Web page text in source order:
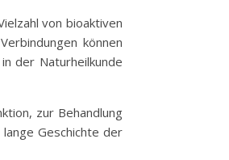
von bioaktiven
können
der Naturheilkunde
zur Behandlung
Geschichte der